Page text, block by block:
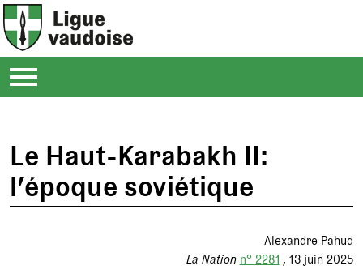
Le Haut-Karabakh II:
l’époque soviétique
Alexandre Pahud
La Nation n° 2281 13 juin 2025